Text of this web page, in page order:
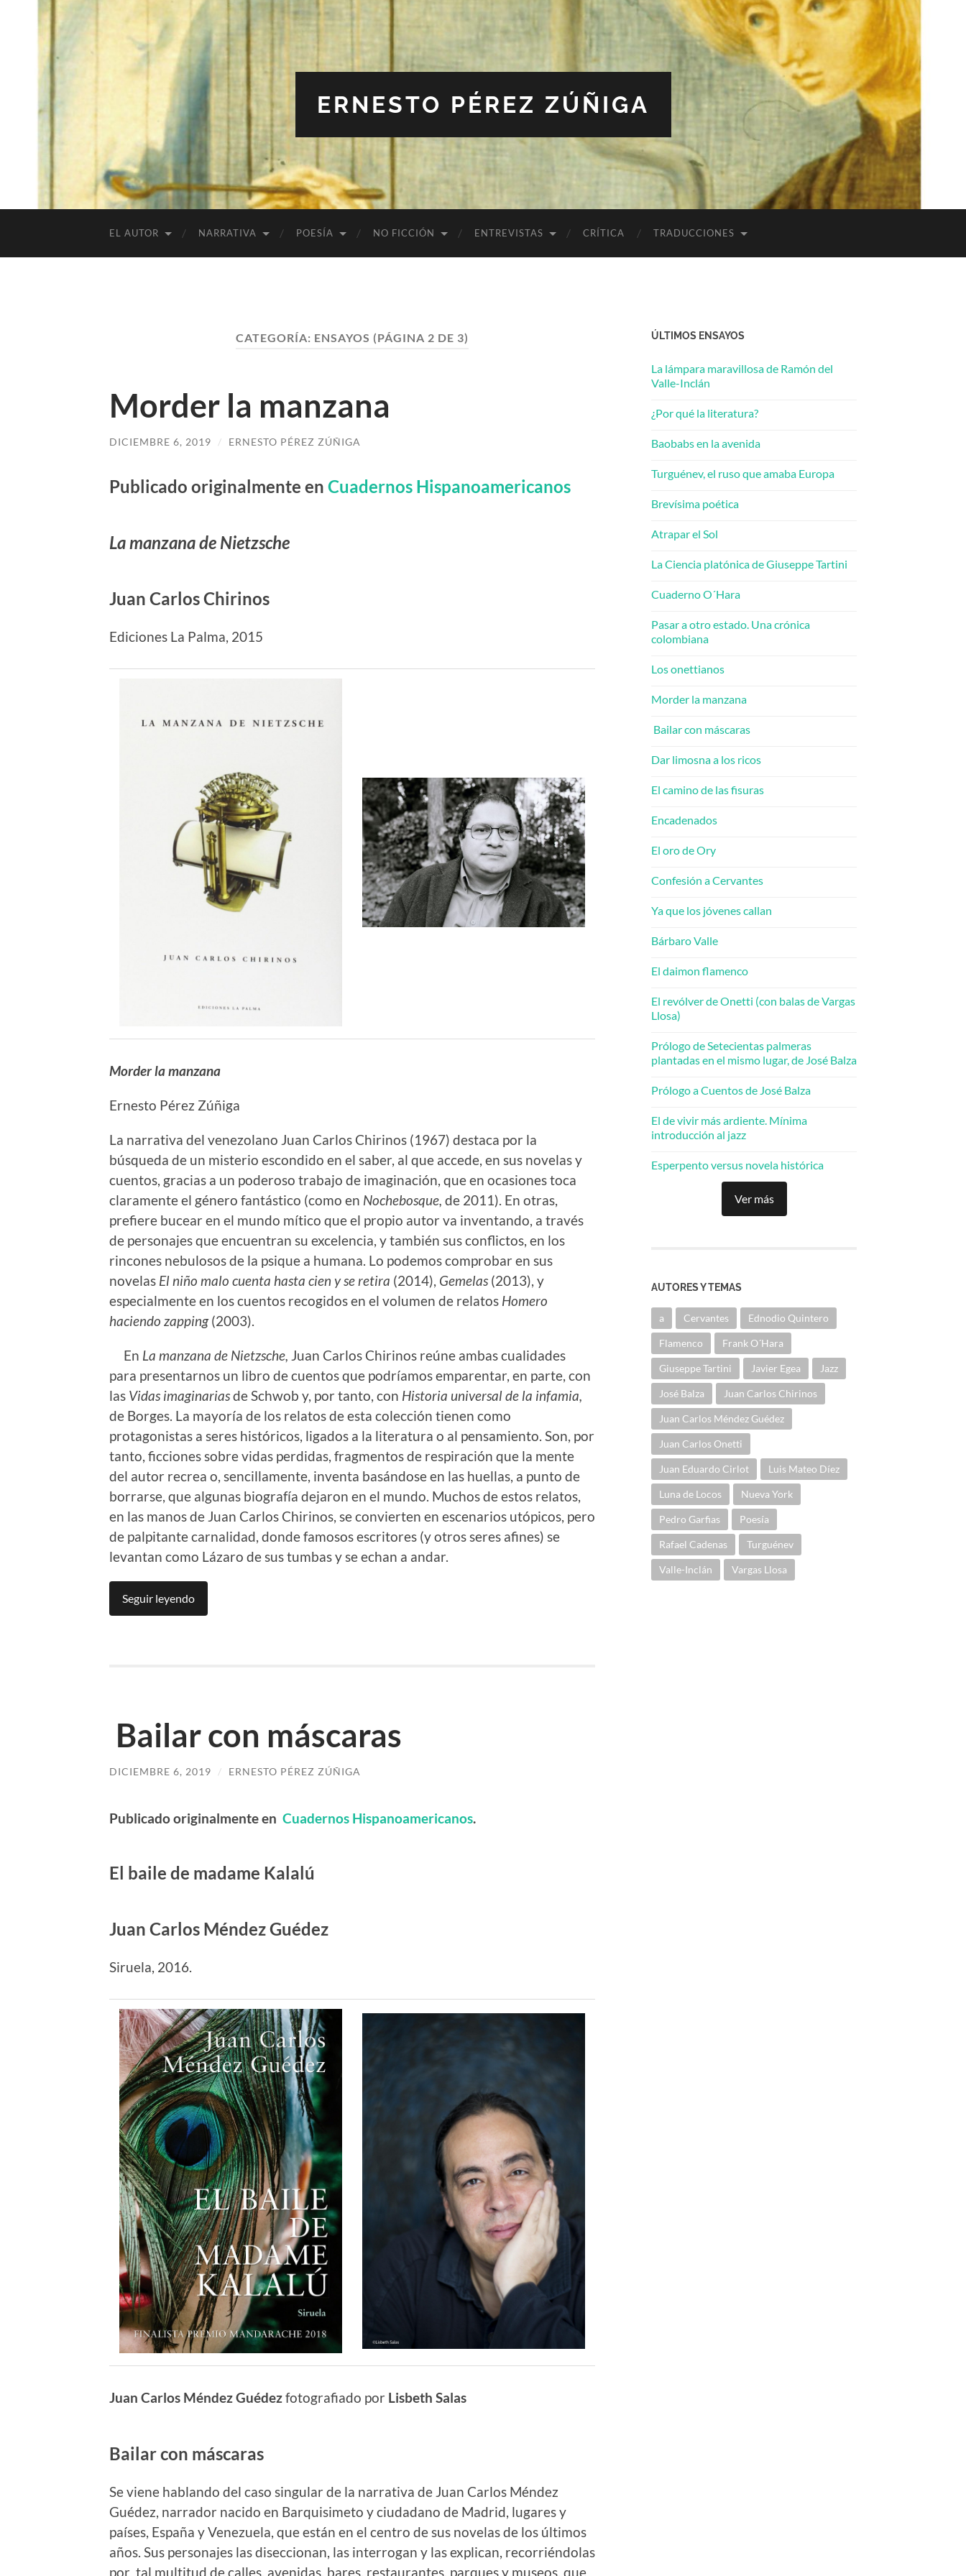
ERNESTO PÉREZ ZÚÑIGA
EL AUTOR NARRATIVA POESÍA NO FICCIÓN ENTREVISTAS CRÍTICA TRADUCCIONES
CATEGORÍA: ENSAYOS (PÁGINA 2 DE 3)
Morder la manzana
DICIEMBRE 6, 2019 / ERNESTO PÉREZ ZÚÑIGA
Publicado originalmente en Cuadernos Hispanoamericanos
La manzana de Nietzsche
Juan Carlos Chirinos
Ediciones La Palma, 2015
Morder la manzana
Ernesto Pérez Zúñiga
La narrativa del venezolano Juan Carlos Chirinos (1967) destaca por la
búsqueda de un misterio escondido en el saber, al que accede, en sus novelas y
cuentos, gracias a un poderoso trabajo de imaginación, que en ocasiones toca
claramente el género fantástico (como en Nochebosque, de 2011). En otras,
prefiere bucear en el mundo mítico que el propio autor va inventando, a través
de personajes que encuentran su excelencia, y también sus conflictos, en los
rincones nebulosos de la psique a humana. Lo podemos comprobar en sus
novelas El niño malo cuenta hasta cien y se retira (2014), Gemelas (2013), y
especialmente en los cuentos recogidos en el volumen de relatos Homero
haciendo zapping(2003).
En La manzana de Nietzsche, Juan Carlos Chirinos reúne ambas cualidades
para presentarnos un libro de cuentos que podríamos emparentar, en parte, con
las Vidas imaginariasde Schwob y, por tanto, con Historia universal de la infamia,
de Borges. La mayoría de los relatos de esta colección tienen como
protagonistas a seres históricos, ligados a la literatura o al pensamiento. Son, por
tanto, ficciones sobre vidas perdidas, fragmentos de respiración que la mente
del autor recrea o, sencillamente, inventa basándose en las huellas, a punto de
borrarse, que algunas biografía dejaron en el mundo. Muchos de estos relatos,
en las manos de Juan Carlos Chirinos, se convierten en escenarios utópicos, pero
de palpitante carnalidad, donde famosos escritores (y otros seres afines) se
levantan como Lázaro de sus tumbas y se echan a andar.
Seguir leyendo
Bailar con máscaras
DICIEMBRE 6, 2019 / ERNESTO PÉREZ ZÚÑIGA
Publicado originalmente en Cuadernos Hispanoamericanos.
El baile de madame Kalalú
Juan Carlos Méndez Guédez
Siruela, 2016.
Juan Carlos Méndez Guédezfotografiado por Lisbeth Salas
Bailar con máscaras
Se viene hablando del caso singular de la narrativa de Juan Carlos Méndez
Guédez, narrador nacido en Barquisimeto y ciudadano de Madrid, lugares y
países, España y Venezuela, que están en el centro de sus novelas de los últimos
años. Sus personajes las diseccionan, las interrogan y las explican, recorriéndolas
por tal multitud de calles, avenidas, bares, restaurantes, parques y museos, que
ÚLTIMOS ENSAYOS
La lámpara maravillosa de Ramón del
Valle-Inclán
¿Por qué la literatura?
Baobabs en la avenida
Turguénev, el ruso que amaba Europa
Brevísima poética
Atrapar el Sol
La Ciencia platónica de Giuseppe Tartini
Cuaderno O´Hara
Pasar a otro estado. Una crónica
colombiana
Los onettianos
Morder la manzana
Bailar con máscaras
Dar limosna a los ricos
El camino de las fisuras
Encadenados
El oro de Ory
Confesión a Cervantes
Ya que los jóvenes callan
Bárbaro Valle
El daimon flamenco
El revólver de Onetti (con balas de Vargas
Llosa)
Prólogo de Setecientas palmeras
plantadas en el mismo lugar, de José Balza
Prólogo a Cuentos de José Balza
El de vivir más ardiente. Mínima
introducción al jazz
Esperpento versus novela histórica
Ver más
AUTORES Y TEMAS
a Cervantes Ednodio Quintero
Flamenco Frank O´Hara
Giuseppe Tartini Javier Egea Jazz
José Balza Juan Carlos Chirinos
Juan Carlos Méndez Guédez
Juan Carlos Onetti
Juan Eduardo Cirlot Luis Mateo Díez
Luna de Locos Nueva York
Pedro Garfias Poesía
Rafael Cadenas Turguénev
Valle-Inclán Vargas Llosa